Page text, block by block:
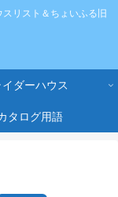
リスト＆ちょいふる旧
イダーハウス
タログ用語